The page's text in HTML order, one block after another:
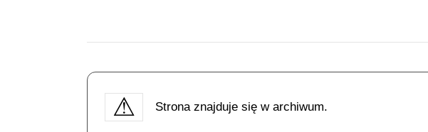
Strona znajduje się w archiwum.